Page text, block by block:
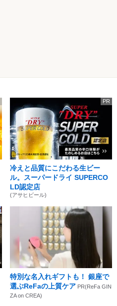
PR
冷えと品質にこだわる生ビー
ル。スーパードライ SUPERCO
LD認定店
(アサヒビール)
特別な名入れギフトも！ 銀座で
選ぶReFaの上質ケア PR(ReFa GIN
ZA on CREA)